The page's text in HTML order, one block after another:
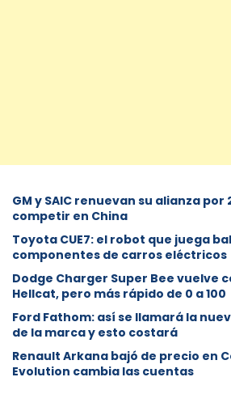
GM y SAIC renuevan su alianza
competir en China
Toyota CUE7: el robot que juega
componentes de carros eléctricos
Dodge Charger Super Bee vuelve
Hellcat, pero más rápido de 0 a 100
Ford Fathom: así se llamará la
de la marca y esto costará
Renault Arkana bajó de precio en
Evolution cambia las cuentas